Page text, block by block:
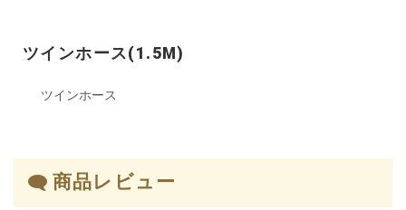
ツインホース(1.5M)
ツインホース
商品レビュー